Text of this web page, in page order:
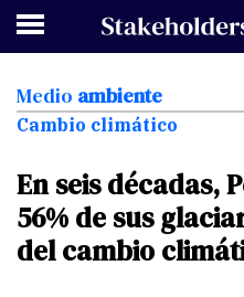
Medio ambiente
Cambio climático
En seis décadas,
56% de sus
del cambio